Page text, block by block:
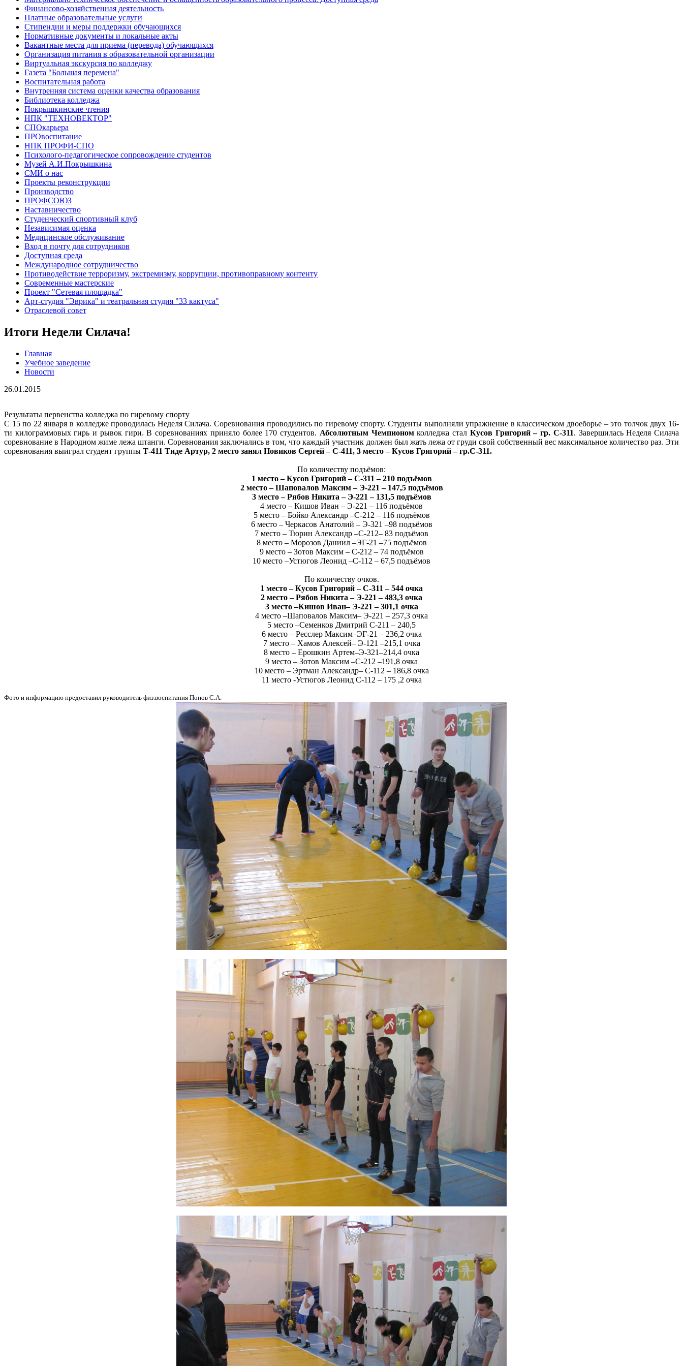
Финансово-хозяйственная деятельность
Платные образовательные услуги
Стипендии и меры поддержки обучающихся
Нормативные документы и локальные акты
Вакантные места для приема (перевода) обучающихся
Организация питания в образовательной организации
Виртуальная экскурсия по колледжу
Газета "Большая перемена"
Воспитательная работа
Внутренняя система оценки качества образования
Библиотека колледжа
Покрышкинские чтения
НПК "ТЕХНОВЕКТОР"
СПОкарьера
ПРОвоспитание
НПК ПРОФИ-СПО
Психолого-педагогическое сопровождение студентов
Музей А.И.Покрышкина
СМИ о нас
Проекты реконструкции
Производство
ПРОФСОЮЗ
Наставничество
Студенческий спортивный клуб
Независимая оценка
Медицинское обслуживание
Вход в почту для сотрудников
Доступная среда
Международное сотрудничество
Противодействие терроризму, экстремизму, коррупции, противоправному контенту
Современные мастерские
Проект "Сетевая площадка"
Арт-студия "Эврика" и театральная студия "33 кактуса"
Отраслевой совет
Итоги Недели Силача!
Главная
Учебное заведение
Новости
26.01.2015
Результаты первенства колледжа по гиревому спорту
С 15 по 22 января в колледже проводилась Неделя Силача. Соревнования проводились по гиревому спорту. Студенты выполняли упражнение в классическом двоеборье – это толчок двух 16-
ти килограммовых гирь и рывок гири. В соревнованиях приняло более 170 студентов. Абсолютным Чемпиономколледжа стал Кусов Григорий – гр. С-311. Завершилась Неделя Силача
соревнование в Народном жиме лежа штанги. Соревнования заключались в том, что каждый участник должен был жать лежа от груди свой собственный вес максимальное количество раз. Эти
соревнования выиграл студент группы Т-411 Тиде Артур, 2 место занял Новиков Сергей – С-411, 3 место – Кусов Григорий – гр.С-311.
По количеству подъёмов:
1 место – Кусов Григорий – С-311 – 210 подъёмов
2 место – Шаповалов Максим – Э-221 – 147,5 подъёмов
3 место – Рябов Никита – Э-221 – 131,5 подъёмов
4 место – Кишов Иван – Э-221 – 116 подъёмов
5 место – Бойко Александр –С-212 – 116 подъёмов
6 место – Черкасов Анатолий – Э-321 –98 подъёмов
7 место – Тюрин Александр –С-212– 83 подъёмов
8 место – Морозов Даниил –ЭГ-21 –75 подъёмов
9 место – Зотов Максим – С-212 – 74 подъёмов
10 место –Устюгов Леонид –С-112 – 67,5 подъёмов
По количеству очков.
1 место – Кусов Григорий – С-311 – 544 очка
2 место – Рябов Никита – Э-221 – 483,3 очка
3 место –Кишов Иван– Э-221 – 301,1 очка
4 место –Шаповалов Максим– Э-221 – 257,3 очка
5 место –Семенков Дмитрий С-211 – 240,5
6 место – Ресслер Максим–ЭГ-21 – 236,2 очка
7 место – Хамов Алексей– Э-121 –215,1 очка
8 место – Ерошкин Артем–Э-321–214,4 очка
9 место – Зотов Максим –С-212 –191,8 очка
10 место – Эртман Александр– С-112 – 186,8 очка
11 место -Устюгов Леонид С-112 – 175 ,2 очка
Фото и информацию предоставил руководитель физ.воспитания Попов С.А.